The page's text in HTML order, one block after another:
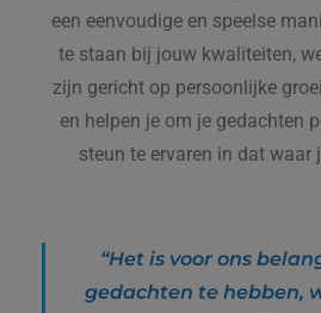
een eenvoudige en speelse
te staan bij jouw kwaliteiten,
zijn gericht op persoonlijke
en helpen je om je gedachten
steun te ervaren in dat waar
“Het is voor ons
gedachten te hebben,